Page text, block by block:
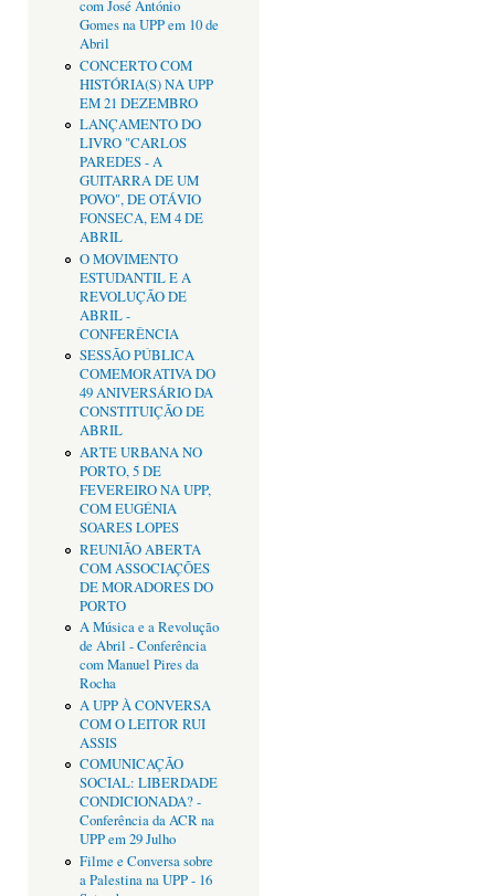
com José António
Gomes na UPP em 10 de
Abril
CONCERTO COM
HISTÓRIA(S) NA UPP
EM 21 DEZEMBRO
LANÇAMENTO DO
LIVRO "CARLOS
PAREDES - A
GUITARRA DE UM
POVO", DE OTÁVIO
FONSECA, EM 4 DE
ABRIL
O MOVIMENTO
ESTUDANTIL E A
REVOLUÇÃO DE
ABRIL -
CONFERÊNCIA
SESSÃO PÚBLICA
COMEMORATIVA DO
49 ANIVERSÁRIO DA
CONSTITUIÇÃO DE
ABRIL
ARTE URBANA NO
PORTO, 5 DE
FEVEREIRO NA UPP,
COM EUGÉNIA
SOARES LOPES
REUNIÃO ABERTA
COM ASSOCIAÇÕES
DE MORADORES DO
PORTO
A Música e a Revolução
de Abril - Conferência
com Manuel Pires da
Rocha
A UPP À CONVERSA
COM O LEITOR RUI
ASSIS
COMUNICAÇÃO
SOCIAL: LIBERDADE
CONDICIONADA? -
Conferência da ACR na
UPP em 29 Julho
Filme e Conversa sobre
a Palestina na UPP - 16